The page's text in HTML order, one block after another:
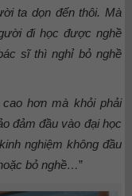
ta dọn đến thôi. Mà
đi học được nghề
sĩ thì nghỉ bỏ nghề
hơn mà khỏi phải
đảm đầu vào đại học
nghiệm không đầu
bỏ nghề…”